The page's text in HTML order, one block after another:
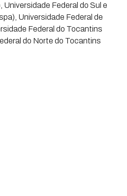
Universidade Federal do Sul e
Universidade Federal de
Federal do Tocantins
do Norte do Tocantins